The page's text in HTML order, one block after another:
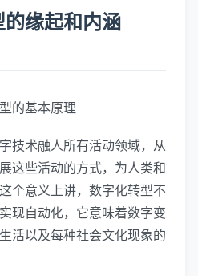
缘起和内涵
的基本原理
技术融人所有活动领域，从
这些活动的方式，为人类和
个意义上讲，数字化转型不
现自动化，它意味着数字变
活以及每种社会文化现象的